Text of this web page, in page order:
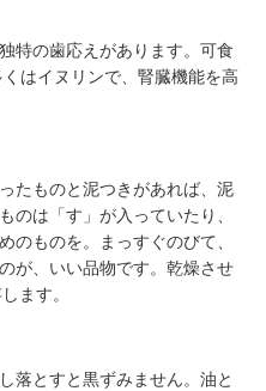
特の歯応えがあります。可食
はイヌリンで、腎臓機能を高
たものと泥つきがあれば、泥
のは「す」が入っていたり、
のものを。まっすぐのびて、
が、いい品物です。乾燥させ
ます。
落とすと黒ずみません。油と